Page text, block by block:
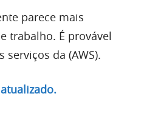
parece mais
trabalho. É provável
da (AWS).